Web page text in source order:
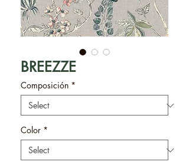
BREEZZE
Composición *
Color *